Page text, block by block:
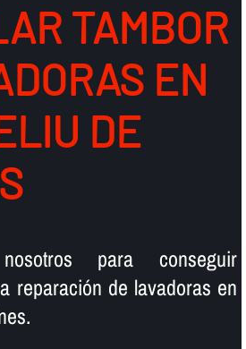
TAMBOR
EN
DE
para conseguir
reparación de lavadoras en